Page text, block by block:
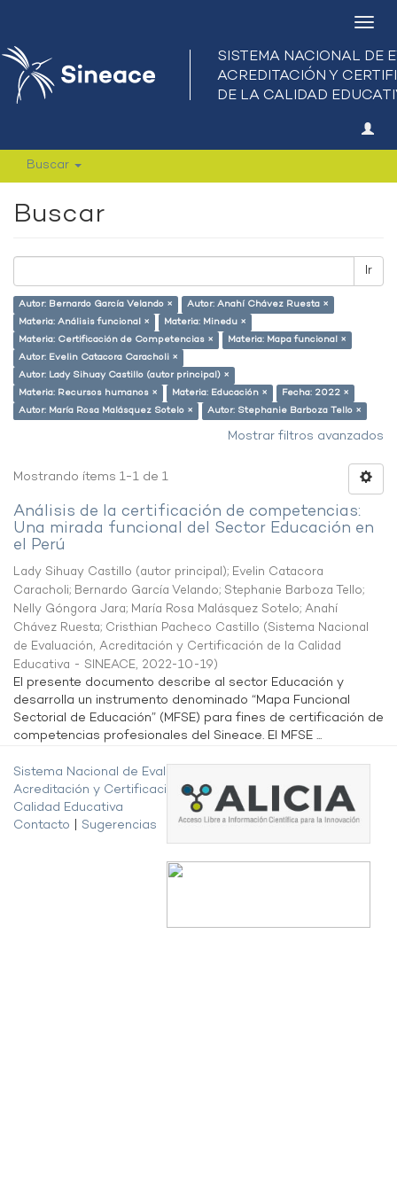
Buscar
Buscar
Ir
Autor: Bernardo García Velando ×
Autor: Anahí Chávez Ruesta ×
Materia: Análisis funcional ×
Materia: Minedu ×
Materia: Certificación de Competencias ×
Materia: Mapa funcional ×
Autor: Evelin Catacora Caracholi ×
Autor: Lady Sihuay Castillo (autor principal) ×
Materia: Recursos humanos ×
Materia: Educación ×
Fecha: 2022 ×
Autor: María Rosa Malásquez Sotelo ×
Autor: Stephanie Barboza Tello ×
Mostrar filtros avanzados
Mostrando ítems 1-1 de 1
Análisis de la certificación de competencias:
Una mirada funcional del Sector Educación en
el Perú
Lady Sihuay Castillo (autor principal); Evelin Catacora
Caracholi; Bernardo García Velando; Stephanie Barboza Tello;
Nelly Góngora Jara; María Rosa Malásquez Sotelo; Anahí
Chávez Ruesta; Cristhian Pacheco Castillo (Sistema Nacional
de Evaluación, Acreditación y Certificación de la Calidad
Educativa - SINEACE, 2022-10-19)
El presente documento describe al sector Educación y
desarrolla un instrumento denominado “Mapa Funcional
Sectorial de Educación” (MFSE) para fines de certificación de
competencias profesionales del Sineace. El MFSE ...
Sistema Nacional de Evaluación,
Acreditación y Certificación de la
Calidad Educativa
Contacto
Sugerencias